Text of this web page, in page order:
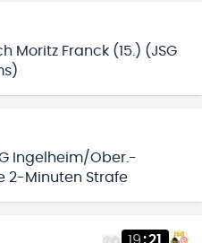
Moritz Franck (15.) (JSG
Ingelheim/Ober.-
2-Minuten Strafe